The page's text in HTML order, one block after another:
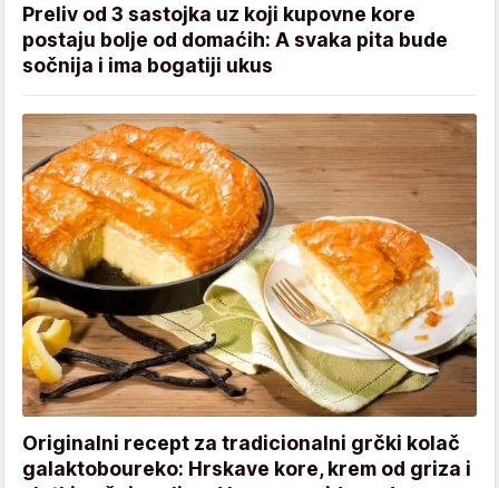
Preliv od 3 sastojka uz koji kupovne kore
postaju bolje od domaćih: A svaka pita bude
sočnija i ima bogatiji ukus
Originalni recept za tradicionalni grčki kolač
galaktoboureko: Hrskave kore, krem od griza i